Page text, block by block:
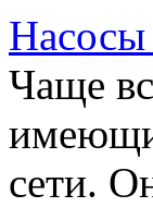
Насосы
Чаще
сети.